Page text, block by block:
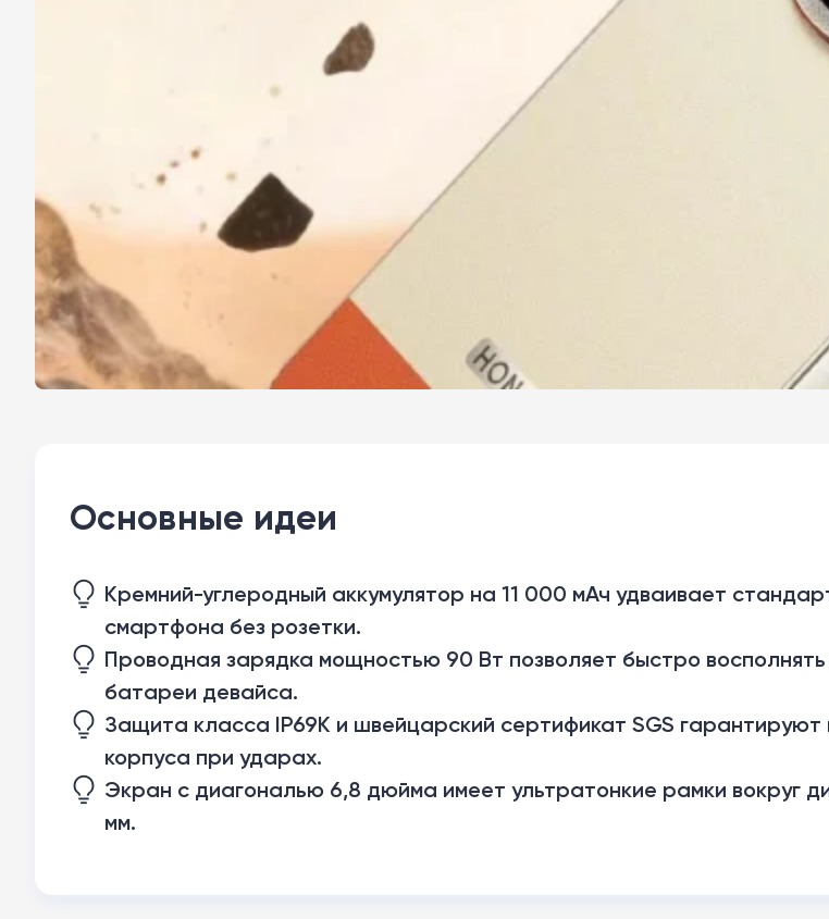
Основные идеи
Кремний-углеродный аккумулятор на 11 000 мАч удваивает
смартфона без розетки.
Проводная зарядка мощностью 90 Вт позволяет быстро
батареи девайса.
Защита класса IP69K и швейцарский сертификат SGS гарантируют
корпуса при ударах.
Экран с диагональю 6,8 дюйма имеет ультратонкие рамки вокруг
мм.